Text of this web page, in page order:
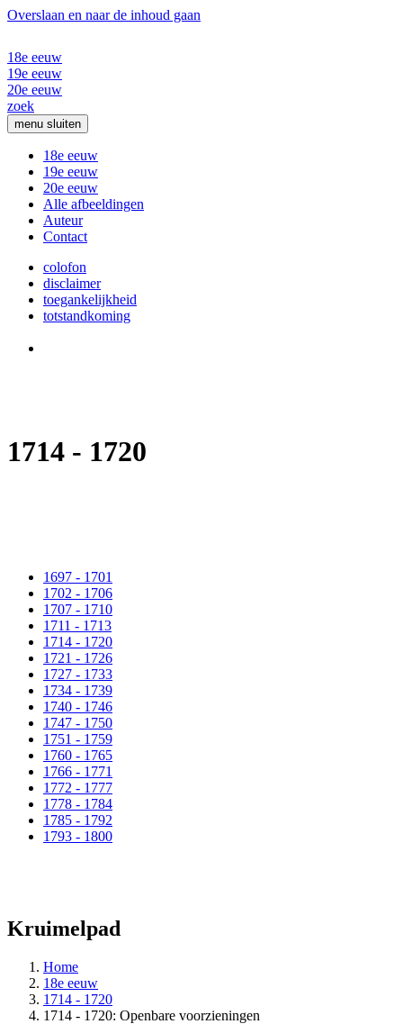
Overslaan en naar de inhoud gaan
18e eeuw
19e eeuw
20e eeuw
zoek
menu sluiten
18e eeuw
19e eeuw
20e eeuw
Alle afbeeldingen
Auteur
Contact
colofon
disclaimer
toegankelijkheid
totstandkoming
1714 - 1720
1697 - 1701
1702 - 1706
1707 - 1710
1711 - 1713
1714 - 1720
1721 - 1726
1727 - 1733
1734 - 1739
1740 - 1746
1747 - 1750
1751 - 1759
1760 - 1765
1766 - 1771
1772 - 1777
1778 - 1784
1785 - 1792
1793 - 1800
Kruimelpad
Home
18e eeuw
1714 - 1720
1714 - 1720: Openbare voorzieningen